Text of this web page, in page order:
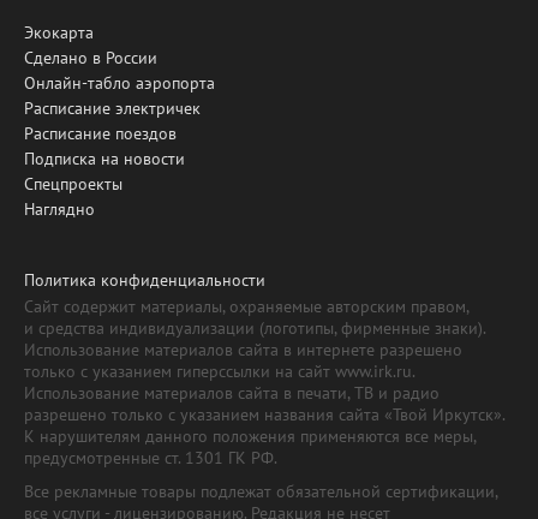
Экокарта
Сделано в России
Онлайн-табло аэропорта
Расписание электричек
Расписание поездов
Подписка на новости
Спецпроекты
Наглядно
Политика конфиденциальности
Сайт содержит материалы, охраняемые авторским правом,
и средства индивидуализации (логотипы, фирменные знаки).
Использование материалов сайта в интернете разрешено
только с указанием гиперссылки на сайт www.irk.ru.
Использование материалов сайта в печати, ТВ и радио
разрешено только с указанием названия сайта «Твой Иркутск».
К нарушителям данного положения применяются все меры,
предусмотренные ст. 1301 ГК РФ.
Все рекламные товары подлежат обязательной сертификации,
все услуги - лицензированию. Редакция не несет